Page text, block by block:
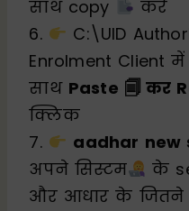
साथ copy
करें
6.
C:\UID
Enrolment Client
साथ Paste 🗐 कर
क्लिक
7.
aadhar new
अपने सिस्टम
के
और आधार के जितने